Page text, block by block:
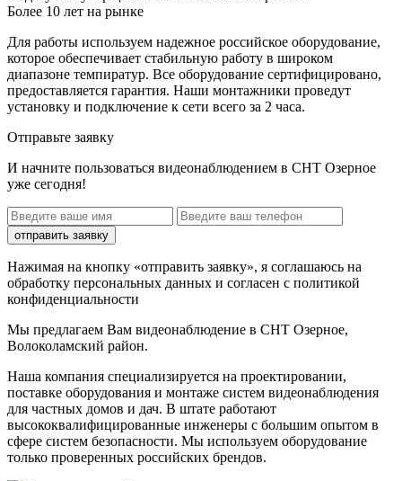
Более 10 лет на рынке
Для работы используем надежное российское оборудование,
которое обеспечивает стабильную работу в широком
диапазоне темпиратур. Все оборудование сертифицировано,
предоставляется гарантия. Наши монтажники проведут
установку и подключение к сети всего за 2 часа.
Отправьте заявку
И начните пользоваться видеонаблюдением в СНТ Озерное
уже сегодня!
отправить заявку
Нажимая на кнопку «отправить заявку», я соглашаюсь на
обработку персональных данных и согласен с политикой
конфиденциальности
Мы предлагаем Вам видеонаблюдение в СНТ Озерное,
Волоколамский район.
Наша компания специализируется на проектировании,
поставке оборудования и монтаже систем видеонаблюдения
для частных домов и дач. В штате работают
высококвалифицированные инженеры с большим опытом в
сфере систем безопасности. Мы используем оборудование
только проверенных российских брендов.